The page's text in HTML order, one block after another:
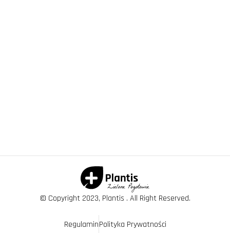
© Copyright 2023, Plantis . All Right Reserved.
RegulaminPolityka Prywatności